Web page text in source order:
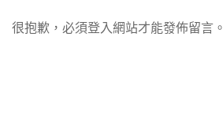
很抱歉，必須登入網站才能發佈留言。